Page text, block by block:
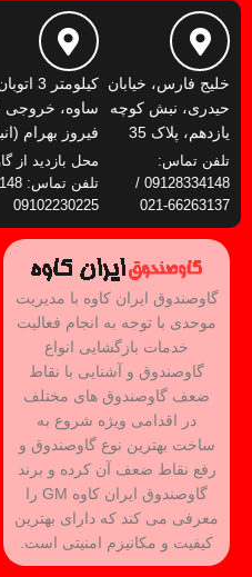
خلیج فارس، خیابان
حیدری، نبش کوچه
یازدهم، پلاک 35
تلفن تماس:
09128334148 /
66263137-021
کیلومتر
ساوه، خروجی
فیروز بهرام
محل بازدید از
09102230225
گاوصندوق ایران کاوه با مدیریت
موحدی با توجه به انجام فعالیت
خدمات بازگشایی انواع
گاوصندوق و آشنایی با نقاط
ضعف گاوصندوق های مختلف
در اقدامی ویژه شروع به
ساخت بهترین نوع گاوصندوق و
رفع نقاط ضعف آن کرده و برند
گاوصندوق ایران کاوه GM را
معرفی می کند که دارای بهترین
کیفیت و مکانیزم امنیتی است.